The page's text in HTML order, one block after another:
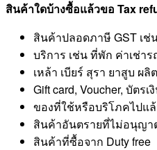
สินค้าใดบ้างซื้อแล้วขอ Tax
สินค้าปลอดภาษี GST เช่
บริการ เช่น ที่พัก ค่าเช่า
เหล้า เบียร์ สุรา ยาสูบ ผ
Gift card, Voucher, บัตรเ
ของที่ใช้หรือบริโภคไปแล้
สินค้าอันตรายที่ไม่อนุญา
สินค้าที่ซื้อจาก Duty free